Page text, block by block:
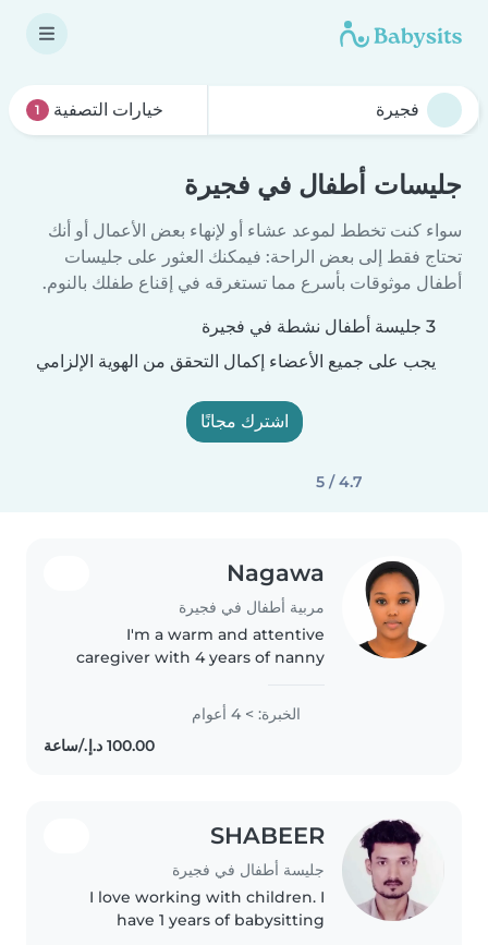
خيارات التصفية 1
جليسات أطفال في فجيرة
سواء كنت تخطط لموعد عشاء أو لإنهاء بعض الأعمال أو أنك
تحتاج فقط إلى بعض الراحة: فيمكنك العثور على جليسات
أطفال موثوقات بأسرع مما تستغرقه في إقناع طفلك بالنوم.
3 جليسة أطفال نشطة في فجيرة
يجب على جميع الأعضاء إكمال التحقق من الهوية الإلزامي
اشترك مجانًا
4.7 / 5
Nagawa
مربية أطفال في فجيرة
I'm a warm and attentive
caregiver with 4 years of nanny
babies through gradeschoolers.
My expertise includes creative
activities like drawing and
الخبرة: > 4 أعوام
SHABEER
جليسة أطفال في فجيرة
I love working with children. I
have 1 years of babysitting